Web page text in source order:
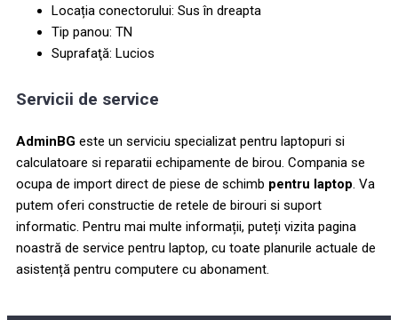
Locația conectorului: Sus în dreapta
Tip panou: TN
Suprafaţă: Lucios
Servicii de service
AdminBG este un serviciu specializat pentru laptopuri si
calculatoare si reparatii echipamente de birou. Compania se
ocupa de import direct de piese de schimb pentru laptop. Va
putem oferi constructie de retele de birouri si suport
informatic. Pentru mai multe informații, puteți vizita pagina
noastră de service pentru laptop, cu toate planurile actuale de
asistență pentru computere cu abonament.